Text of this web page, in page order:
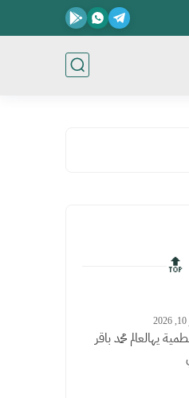
🔝
يهالعالم محمد باقر